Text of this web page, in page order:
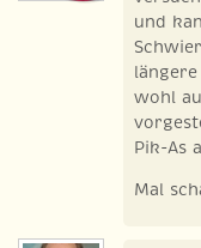
und
wohl
Pik-As
Mal